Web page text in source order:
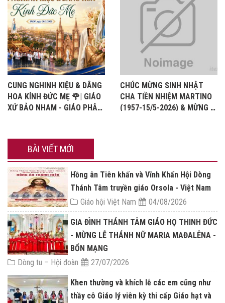
CUNG NGHINH KIỆU & DÂNG
HOA KÍNH ĐỨC MẸ 🌹| GIÁO
XỨ BẢO NHAM - GIÁO PHẬN
CHÚC MỪNG SINH NHẬT
CHA TIỀN NHIỆM MARTINO
(1957-15/5-2026) & MỪNG KỈ
BÀI VIẾT MỚI
Hồng ân Tiên khấn và Vĩnh Khấn Hội Dòng
Thánh Tâm truyền giáo Orsola - Việt Nam
Giáo hội Việt Nam
04/08/2026
GIA ĐÌNH THÁNH TÂM GIÁO HỌ THINH ĐỨC
- MỪNG LỄ THÁNH NỮ MARIA MAĐALÊNA -
BỔN MẠNG
Dòng tu – Hội đoàn
27/07/2026
Khen thường và khích lễ các em cũng như
thầy cô Giáo lý viên kỳ thi cấp Giáo hạt và